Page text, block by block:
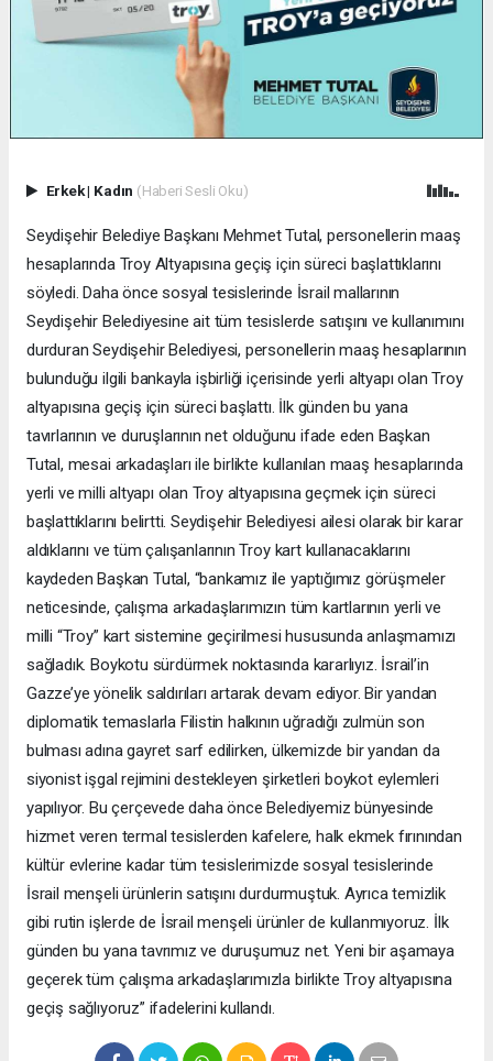
Erkek| Kadın (Haberi Sesli Oku)
Seydişehir Belediye Başkanı Mehmet Tutal, personellerin maaş
hesaplarında Troy Altyapısına geçiş için süreci başlattıklarını
söyledi. Daha önce sosyal tesislerinde İsrail mallarının
Seydişehir Belediyesine ait tüm tesislerde satışını ve kullanımını
durduran Seydişehir Belediyesi, personellerin maaş hesaplarının
bulunduğu ilgili bankayla işbirliği içerisinde yerli altyapı olan Troy
altyapısına geçiş için süreci başlattı. İlk günden bu yana
tavırlarının ve duruşlarının net olduğunu ifade eden Başkan
Tutal, mesai arkadaşları ile birlikte kullanılan maaş hesaplarında
yerli ve milli altyapı olan Troy altyapısına geçmek için süreci
başlattıklarını belirtti. Seydişehir Belediyesi ailesi olarak bir karar
aldıklarını ve tüm çalışanlarının Troy kart kullanacaklarını
kaydeden Başkan Tutal, “bankamız ile yaptığımız görüşmeler
neticesinde, çalışma arkadaşlarımızın tüm kartlarının yerli ve
milli “Troy” kart sistemine geçirilmesi hususunda anlaşmamızı
sağladık. Boykotu sürdürmek noktasında kararlıyız. İsrail’in
Gazze’ye yönelik saldırıları artarak devam ediyor. Bir yandan
diplomatik temaslarla Filistin halkının uğradığı zulmün son
bulması adına gayret sarf edilirken, ülkemizde bir yandan da
siyonist işgal rejimini destekleyen şirketleri boykot eylemleri
yapılıyor. Bu çerçevede daha önce Belediyemiz bünyesinde
hizmet veren termal tesislerden kafelere, halk ekmek fırınından
kültür evlerine kadar tüm tesislerimizde sosyal tesislerinde
İsrail menşeli ürünlerin satışını durdurmuştuk. Ayrıca temizlik
gibi rutin işlerde de İsrail menşeli ürünler de kullanmıyoruz. İlk
günden bu yana tavrımız ve duruşumuz net. Yeni bir aşamaya
geçerek tüm çalışma arkadaşlarımızla birlikte Troy altyapısına
geçiş sağlıyoruz” ifadelerini kullandı.